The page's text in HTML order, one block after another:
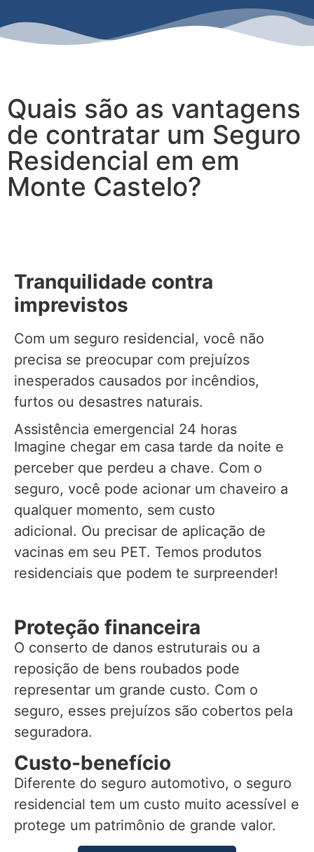
Quais são as vantagens
de contratar um Seguro
Residencial em em
Monte Castelo?
Tranquilidade contra
imprevistos
Com um seguro residencial, você não
precisa se preocupar com prejuízos
inesperados causados por incêndios,
furtos ou desastres naturais.
Assistência emergencial 24 horas
Imagine chegar em casa tarde da noite e
perceber que perdeu a chave. Com o
seguro, você pode acionar um chaveiro a
qualquer momento, sem custo
adicional. Ou precisar de aplicação de
vacinas em seu PET. Temos produtos
residenciais que podem te surpreender!
Proteção financeira
O conserto de danos estruturais ou a
reposição de bens roubados pode
representar um grande custo. Com o
seguro, esses prejuízos são cobertos pela
seguradora.
Custo-benefício
Diferente do seguro automotivo, o seguro
residencial tem um custo muito acessível e
protege um patrimônio de grande valor.